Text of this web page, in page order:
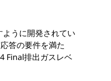
うに開発されてい
答の要件を満た
Final排出ガスレベ